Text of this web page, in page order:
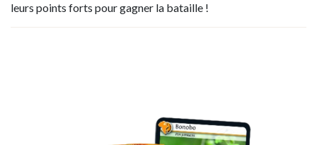
leurs points forts pour gagner la bataille !